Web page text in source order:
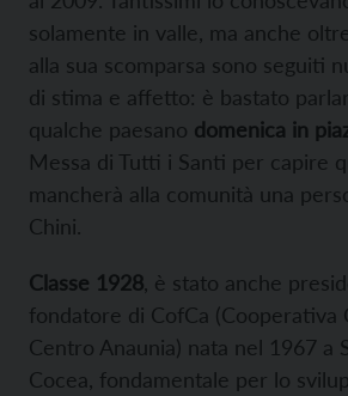
solamente in valle, ma anche
alla sua scomparsa sono seguiti
di stima e affetto: è bastato
qualche paesano domenica in
Messa di Tutti i Santi per capire
mancherà alla comunità una
Chini.
Classe 1928 , è stato anche
fondatore di CofCa (Cooperativa
Centro Anaunia) nata nel 1967 a
Cocea, fondamentale per lo